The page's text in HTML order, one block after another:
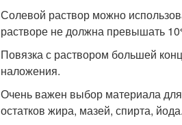
Солевой раствор можно
растворе не должна превышать
Повязка с раствором большей
наложения.
Очень важен выбор материала для
остатков жира, мазей, спирта,